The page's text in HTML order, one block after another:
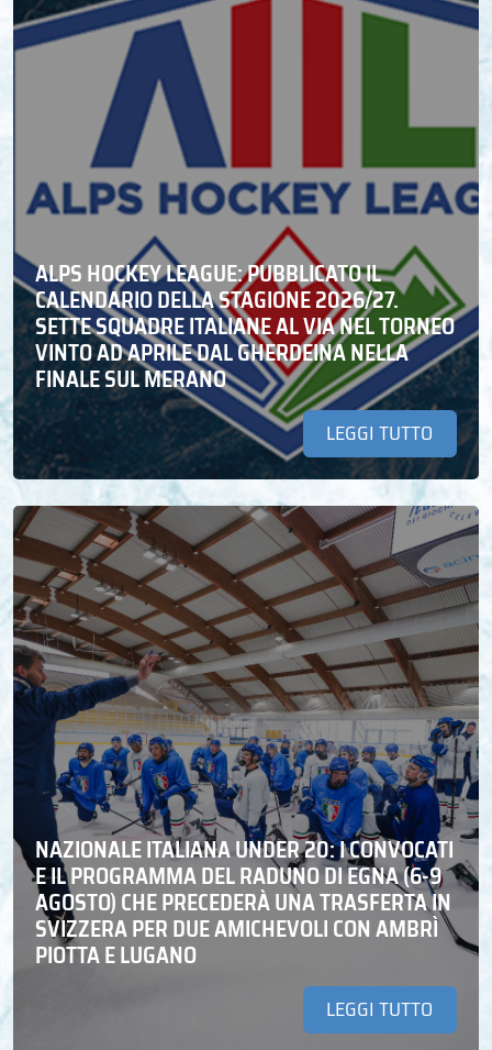
ALPS HOCKEY LEAGUE: PUBBLICATO IL
CALENDARIO DELLA STAGIONE 2026/27.
SETTE SQUADRE ITALIANE AL VIA NEL TORNEO
VINTO AD APRILE DAL GHERDEINA NELLA
FINALE SUL MERANO
LEGGI TUTTO
NAZIONALE ITALIANA UNDER 20: I CONVOCATI
E IL PROGRAMMA DEL RADUNO DI EGNA (6-9
AGOSTO) CHE PRECEDERÀ UNA TRASFERTA IN
SVIZZERA PER DUE AMICHEVOLI CON AMBRÌ
PIOTTA E LUGANO
LEGGI TUTTO